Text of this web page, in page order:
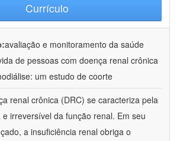
Currículo
avaliação e monitoramento da saúde
de pessoas com doença renal crônica
um estudo de coorte
renal crônica (DRC) se caracteriza pela
irreversível da função renal. Em seu
a insuficiência renal obriga o